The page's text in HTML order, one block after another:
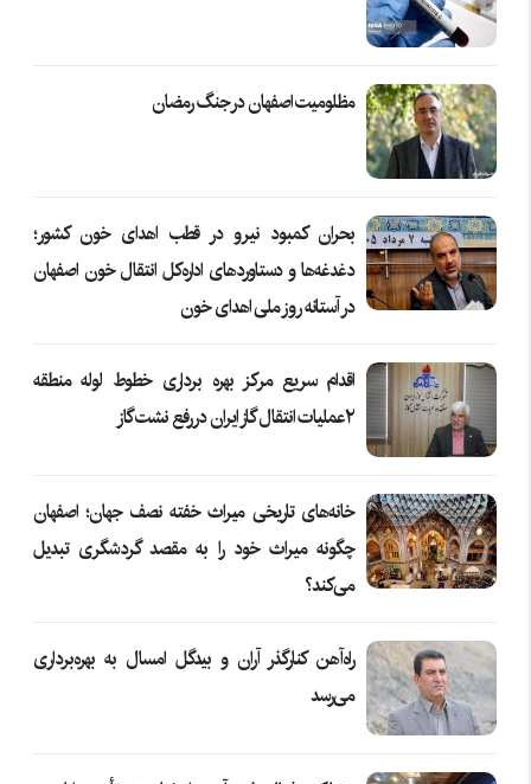
مظلومیت اصفهان در جنگ رمضان
بحران کمبود نیرو در قطب اهدای خون کشور؛
دغدغه‌ها و دستاوردهای اداره‌کل انتقال خون اصفهان
در آستانه روز ملی اهدای خون
اقدام سریع مركز بهره برداری خطوط لوله منطقه
۲عملیات انتقال گاز ایران در رفع نشت گاز
خانه‌های تاریخی میراث خفته نصف جهان؛ اصفهان
چگونه میراث خود را به مقصد گردشگری تبدیل
می‌کند؟
راه‌آهن کنارگذر آران و بیدگل امسال به بهره‌برداری
می‌رسد